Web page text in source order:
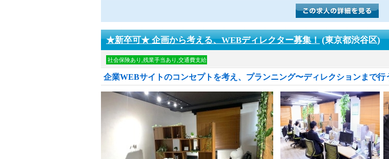
★新卒可★ 企画から考える、WEBディレクター募集！(東京都渋谷区)
社会保険あり,残業手当あり,交通費支給
企業WEBサイトのコンセプトを考え、プランニング〜ディレクションまで行